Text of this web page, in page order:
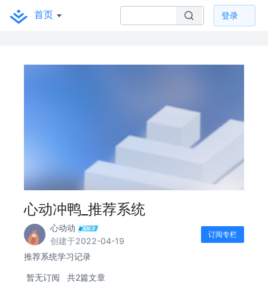
首页 登录
心动冲鸭_推荐系统
心动动
创建于2022-04-19
订阅专栏
推荐系统学习记录
暂无订阅 共2篇文章